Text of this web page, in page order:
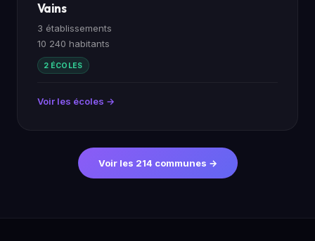
Vains
3 établissements
10 240 habitants
2 ÉCOLES
Voir les écoles →
Voir les 214 communes →